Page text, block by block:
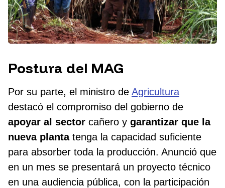
Postura del MAG
Por su parte, el ministro de Agricultura
destacó el compromiso del gobierno de
apoyar al sector cañero y garantizar que la
nueva plantatenga la capacidad suficiente
para absorber toda la producción. Anunció que
en un mes se presentará un proyecto técnico
en una audiencia pública, con la participación